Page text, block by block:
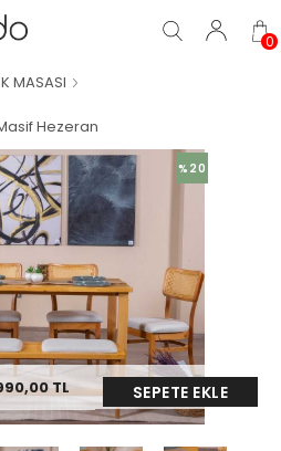
0
MASASI
Hezeran
TL SEPETE EKLE
%20